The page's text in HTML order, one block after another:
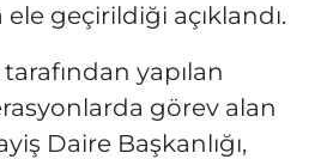
geçirildiği açıklandı.
yapılan
görev alan
Daire Başkanlığı,